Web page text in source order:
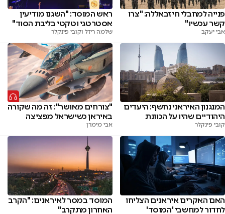
פנייה למחבלי חיזבאללה: "צרו
קשר עכשיו"
אבי יעקב
ראש המוסד: "השגנו מודיעין
אסטרטגי וטקטי בליבת הסוד"
שלמה ריזל וקובי פינקלר
המנגנון האיראני נחשף: היעדים
היהודיים שהיו על הכוונת
קובי פינקלר
"צורחים מאושר": זה מה שקורה
באיראן כשישראל מפציצה
אבי מימרן
האם האקרים איראנים הצליחו
לחדור למחשבי 'המוסד'
המוסד במסר לאיראנים: "הקרב
האחרון מתקרב"